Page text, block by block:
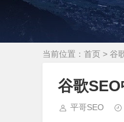
当前位置： 首页 > 谷
谷歌
平哥SEO